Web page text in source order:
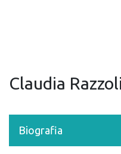
Claudia Razzoli
Biografia